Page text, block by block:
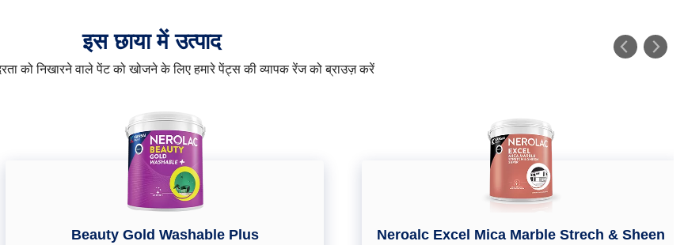
इस छाया में उत्पाद
को निखारने वाले पेंट को खोजने के लिए हमारे पेंट्स की व्यापक रेंज को ब्राउज़ करें
Beauty Gold Washable Plus
Neroalc Excel Mica Marble Strech & Sheen